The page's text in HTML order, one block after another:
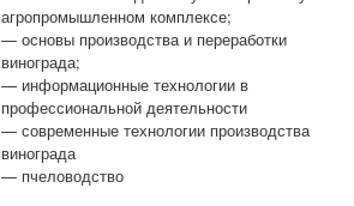
агропромышленном комплексе;
— основы производства и переработки
винограда;
— информационные технологии в
профессиональной деятельности
— современные технологии производства
винограда
— пчеловодство